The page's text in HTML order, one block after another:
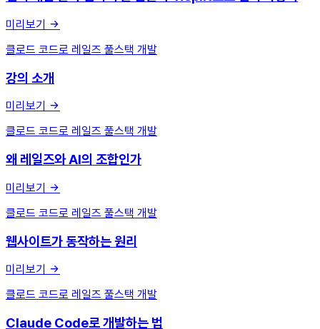
미리보기
클로드 코드로 레일즈 풀스택 개발
강의 소개
미리보기
클로드 코드로 레일즈 풀스택 개발
왜 레일즈와 AI의 조합인가
미리보기
클로드 코드로 레일즈 풀스택 개발
웹사이트가 동작하는 원리
미리보기
클로드 코드로 레일즈 풀스택 개발
Claude Code로 개발하는 법